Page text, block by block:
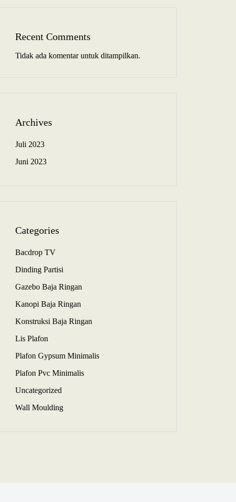
Recent Comments
Tidak ada komentar untuk ditampilkan.
Archives
Juli 2023
Juni 2023
Categories
Bacdrop TV
Dinding Partisi
Gazebo Baja Ringan
Kanopi Baja Ringan
Konstruksi Baja Ringan
Lis Plafon
Plafon Gypsum Minimalis
Plafon Pvc Minimalis
Uncategorized
Wall Moulding